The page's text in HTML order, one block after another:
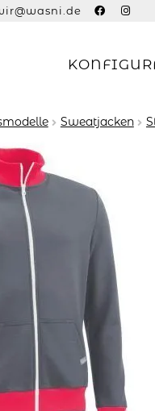
Sweatjacken